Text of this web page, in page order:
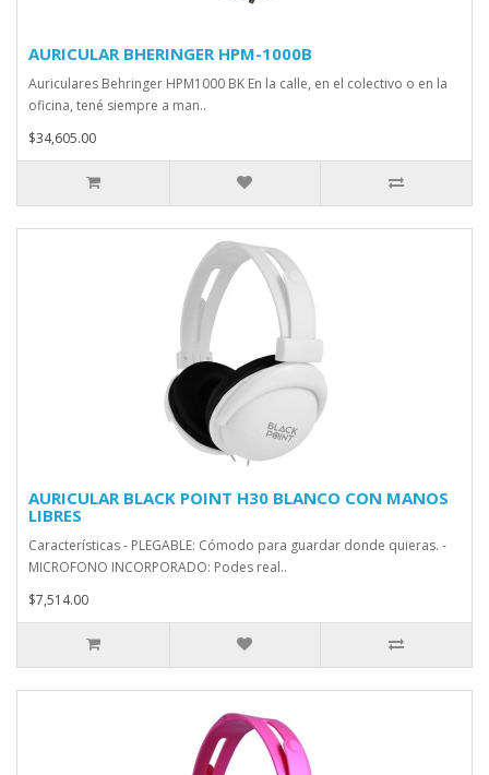
AURICULAR BHERINGER HPM-1000B
Auriculares Behringer HPM1000 BK En la calle, en el colectivo o en la
oficina, tené siempre a man..
$34,605.00
AURICULAR BLACK POINT H30 BLANCO CON MANOS
LIBRES
Características - PLEGABLE: Cómodo para guardar donde quieras. -
MICROFONO INCORPORADO: Podes real..
$7,514.00